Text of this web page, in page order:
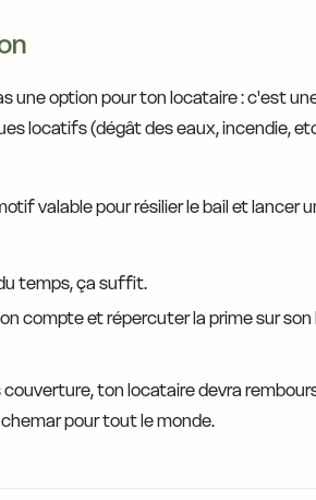
une option pour ton locataire : c'est
locatifs (dégât des eaux, incendie,
valable pour résilier le bail et lancer
temps, ça suffit.
compte et répercuter la prime sur son
ton locataire devra
pour tout le monde.